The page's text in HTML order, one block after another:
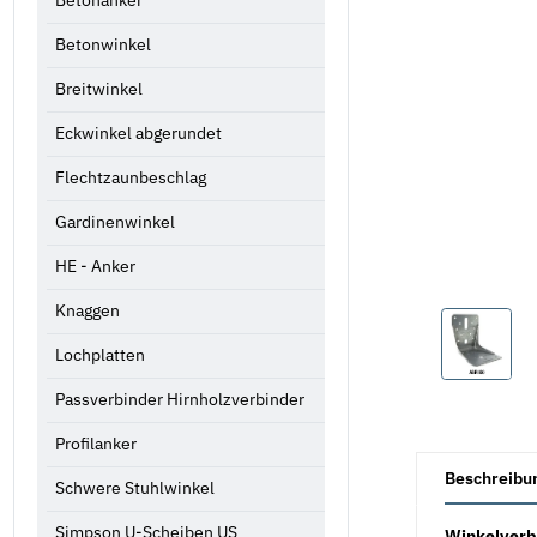
Betonwinkel
Breitwinkel
Eckwinkel abgerundet
Flechtzaunbeschlag
Gardinenwinkel
HE - Anker
Knaggen
Lochplatten
Passverbinder Hirnholzverbinder
Profilanker
Schwere Stuhlwinkel
Simpson U-Scheiben US